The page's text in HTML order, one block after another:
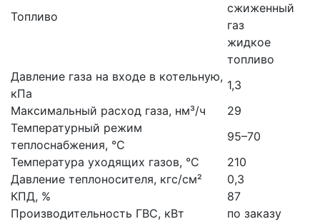
Топливо
сжиженный
газ
жидкое
топливо
Давление газа на входе в котельную,
кПа
1,3
Максимальный расход газа, нм³/ч
29
Температурный режим
теплоснабжения, °С
95–70
Температура уходящих газов, °С
210
Давление теплоносителя, кгс/см²
0,3
КПД, %
87
Производительность ГВС, кВт
по заказу